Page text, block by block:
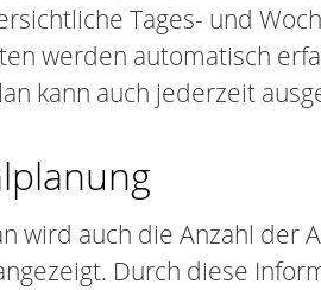
Tages- und
werden automatisch
kann auch jederzeit
wird auch die Anzahl der
Durch diese